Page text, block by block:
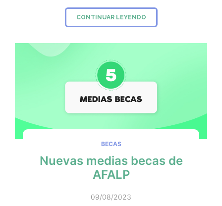
CONTINUAR LEYENDO
BECAS
Nuevas medias becas de
AFALP
09/08/2023